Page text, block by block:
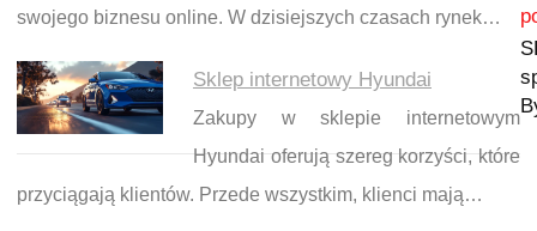
swojego biznesu online. W dzisiejszych czasach rynek…
Sklep internetowy Hyundai
Zakupy w sklepie internetowym
Hyundai oferują szereg korzyści, które
przyciągają klientów. Przede wszystkim, klienci mają…